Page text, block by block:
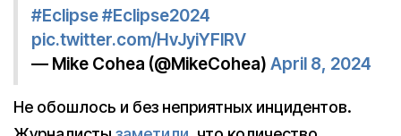
#Eclipse#Eclipse2024
pic.twitter.com/HvJyiYFlRV
— Mike Cohea (@MikeCohea) April 8, 2024
Не обошлось и без неприятных инцидентов.